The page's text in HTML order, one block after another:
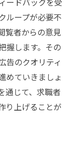
ループが必要不
覧者からの意見
握します。その
告のクオリティ
めていきましょ
通じて、求職者
り上げることが